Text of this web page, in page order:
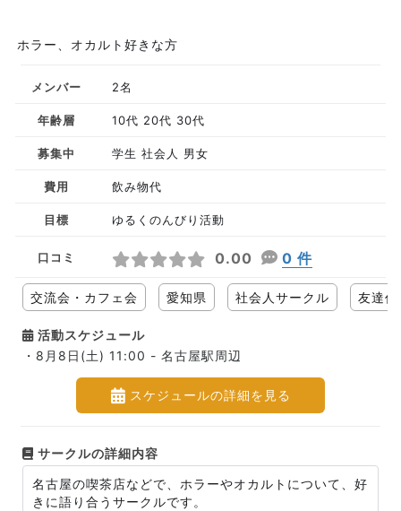
ホラー、オカルト好きな方
メンバー 2名
年齢層 10代 20代 30代
募集中 学生 社会人 男女
費用 飲み物代
目標 ゆるくのんびり活動
口コミ 0.00 0 件
交流会・カフェ会 愛知県 社会人サークル 友達作
活動スケジュール
・8月8日(土) 11:00 - 名古屋駅周辺
スケジュールの詳細を見る
サークルの詳細内容
名古屋の喫茶店などで、ホラーやオカルトについて、好
きに語り合うサークルです。